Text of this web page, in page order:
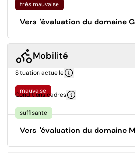
très mauvaise
Vers l'évaluation du domaine
Mobilité
Situation actuelle
mauvaise
Conditions cadres
suffisante
Vers l'évaluation du domaine